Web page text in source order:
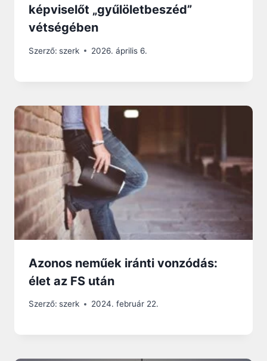
képviselőt „gyűlöletbeszéd”
vétségében
Szerző: szerk 2026. április 6.
Azonos neműek iránti vonzódás:
élet az FS után
Szerző: szerk 2024. február 22.